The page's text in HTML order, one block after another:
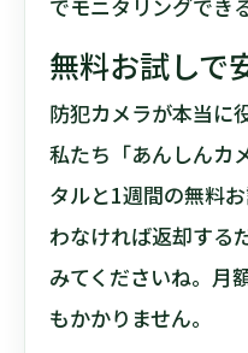
でモニタリングでき
無料お試しで
防犯カメラが本当に
私たち「あんしんカ
タルと1週間の無料
わなければ返却する
みてくださいね。月
もかかりません。